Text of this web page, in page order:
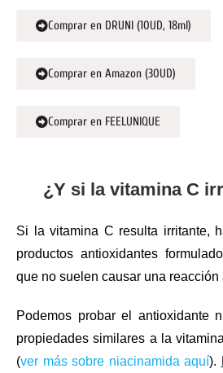
Comprar en DRUNI (10UD, 18ml)
Comprar en Amazon (30UD)
Comprar en FEELUNIQUE
¿Y si la vitamina C
Si la vitamina C resulta irritante,
productos antioxidantes
que no suelen causar una reacción
Podemos probar el antioxidante
propiedades similares a la
(ver más sobre niacinamida aquí).